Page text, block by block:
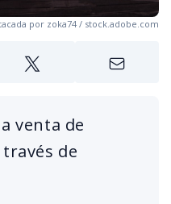
por zoka74 / stock.adobe.com
venta de
través de